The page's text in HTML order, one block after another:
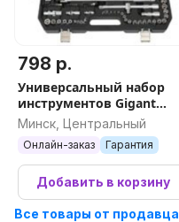
798 р.
Универсальный набор
инструментов Gigant
GAS-142 (142 предмета)
Минск, Центральный
Онлайн-заказ Гарантия
Добавить в корзину
Все товары от продавца